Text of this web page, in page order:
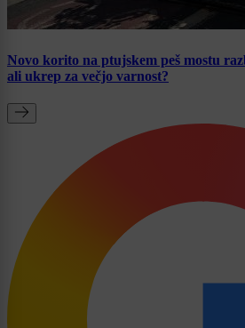
Novo korito na ptujskem peš mostu
ali ukrep za večjo varnost?